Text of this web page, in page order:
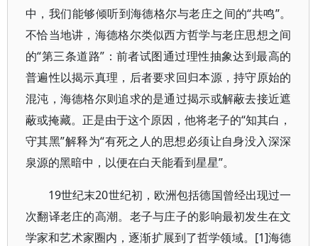
中，我们能够倾听到海德格尔与老庄之间的“共鸣”。
不恰当地讲，海德格尔类似西方哲学与老庄思想之间
的“第三条道路”：前者试图通过理性抽象达到最高的
普遍性以揭示真理，后者要求回归本源，持守原始的
混沌，海德格尔则追求的是通过揭示或解蔽去接近遮
蔽或掩藏。正是由于这个原因，他将老子的“知其白，
守其黑”解释为“有死之人的思想必须让自身没入深深
泉源的黑暗中，以便在白天能看到星星”。
19世纪末20世纪初，欧洲包括德国曾经出现过一
次翻译老庄的高潮。老子与庄子的影响最初发生在文
学家和艺术家圈内，逐渐扩展到了哲学领域。[1]海德